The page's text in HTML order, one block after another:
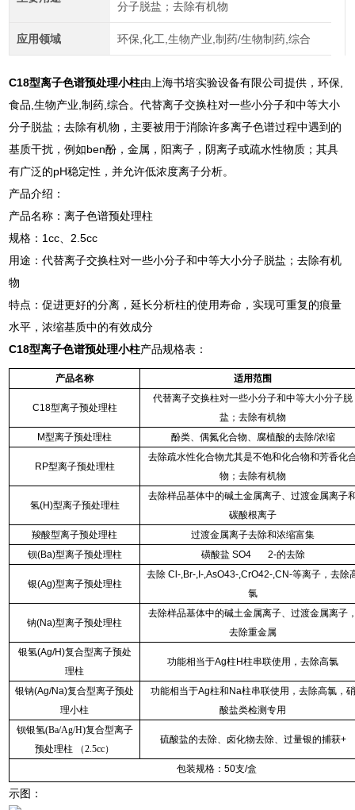
分子脱盐；去除有机物
应用领域 环保,化工,生物产业,制药/生物制药,综合
C18型离子色谱预处理小柱由上海书培实验设备有限公司提供，环保,
食品,生物产业,制药,综合。代替离子交换柱对一些小分子和中等大小
分子脱盐；去除有机物，主要被用于消除许多离子色谱过程中遇到的
基质干扰，例如ben酚，金属，阳离子，阴离子或疏水性物质；其具
有广泛的pH稳定性，并允许低浓度离子分析。
产品介绍：
产品名称：离子色谱预处理柱
规格：1cc、2.5cc
用途：代替离子交换柱对一些小分子和中等大小分子脱盐；去除有机
物
特点：促进更好的分离，延长分析柱的使用寿命，实现可重复的痕量
水平，浓缩基质中的有效成分
C18型离子色谱预处理小柱产品规格表：
产品名称 适用范围
C18型离子预处理柱
代替离子交换柱对一些小分子和中等大小分子脱
盐；去除有机物
M型离子预处理柱
酚类、偶氮化合物、腐植酸的去除/浓缩
RP型离子预处理柱
去除疏水性化合物尤其是不饱和化合物和芳香化
物；去除有机物
氢(H)型离子预处理柱
去除样品基体中的碱土金属离子、过渡金属离子
碳酸根离子
羧酸型离子预处理柱
过渡金属离子去除和浓缩富集
钡(Ba)型离子预处理柱
磺酸盐 SO4 2-的去除
银(Ag)型离子预处理柱
去除 Cl-,Br-,I-,AsO43-,CrO42-,CN-等离子，去除
氯
钠(Na)型离子预处理柱
去除样品基体中的碱土金属离子、过渡金属离子
去除重金属
银氢(Ag/H)复合型离子预处
理柱
功能相当于Ag柱H柱串联使用，去除高氯
银钠(Ag/Na)复合型离子预处
理小柱
功能相当于Ag柱和Na柱串联使用，去除高氯，硝
酸盐类检测专用
钡银氢(Ba/Ag/H)复合型离子
预处理柱 （2.5cc）
硫酸盐的去除、卤化物去除、过量银的捕获+
包装规格：50支/盒
示图：